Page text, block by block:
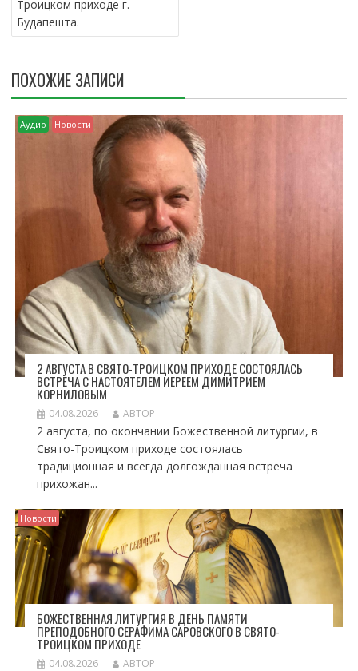
А
И
Я
П
О
З
Я
Троицком приходе г.
Будапешта.
ПОХОЖИЕ ЗАПИСИ
Аудио Новости
2 АВГУСТА В СВЯТО-ТРОИЦКОМ ПРИХОДЕ СОСТОЯЛАСЬ
ВСТРЕЧА С НАСТОЯТЕЛЕМ ИЕРЕЕМ ДИМИТРИЕМ
КОРНИЛОВЫМ
04.08.2026 АВТОР
2 августа, по окончании Божественной литургии, в
Свято-Троицком приходе состоялась
традиционная и всегда долгожданная встреча
прихожан...
Новости
БОЖЕСТВЕННАЯ ЛИТУРГИЯ В ДЕНЬ ПАМЯТИ
ПРЕПОДОБНОГО СЕРАФИМА САРОВСКОГО В СВЯТО-
ТРОИЦКОМ ПРИХОДЕ
04.08.2026 АВТОР